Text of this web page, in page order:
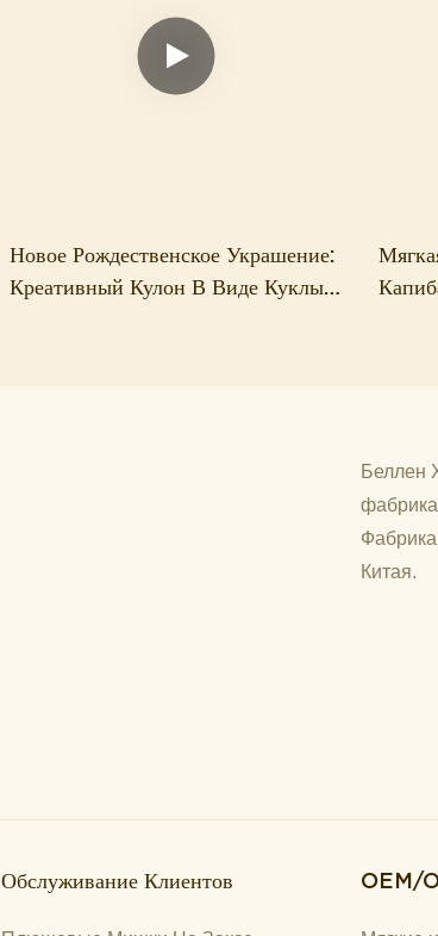
Новое Рождественское Украшение:
Креативный Кулон В Виде Куклы,
Беллен
Китая.
Обслуживание Клиентов OEM/